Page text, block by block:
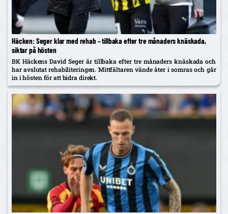
Häcken: Seger klar med rehab – tillbaka efter tre månaders knäskada,
siktar på hösten
BK Häckens David Seger är tillbaka efter tre månaders knäskada och
har avslutat rehabiliteringen. Mittfältaren vände åter i somras och går
in i hösten för att bidra direkt.